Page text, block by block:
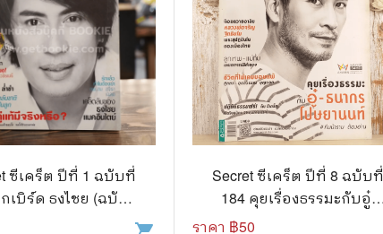
ซีเคร็ต ปีที่ 1 ฉบับที่
เบิร์ด ธงไชย (ฉบับ
มฤกษ์) หายาก!!!
Secret ซีเคร็ต ปีที่ 8 ฉบับที่
184 คุยเรื่องธรรมะกับอู๋-
ธนากร โปษยานนท์
ราคา ฿50
ท่องเที่ยว
ทย
ธิดา
มพ์ Luckpim
คู่มือเฉลยเกม
เกษตรและธรรมชาติ
แม่และเด็ก
ภาษาศาสตร์
ไอทีและเทคโนโลยี
นิตยสารเก่าราคาถูก